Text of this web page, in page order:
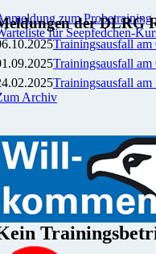
zum Probetraining
für Seepfedchen-
der DLRG
Trainingsausfall
Trainingsausfall am
Trainingsausfall
Archiv